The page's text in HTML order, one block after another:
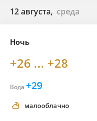
12 августа, среда
Ночь
+26 ... +28
Вода +29
малооблачно